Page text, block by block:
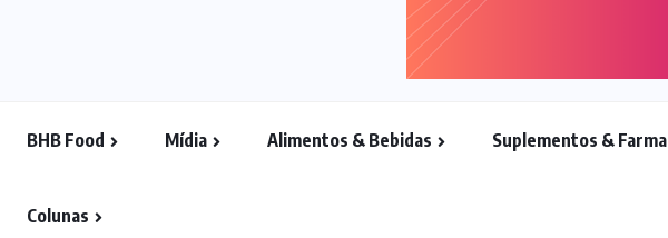
BHB Food Mídia Alimentos & Bebidas Suplementos & Farma
Colunas